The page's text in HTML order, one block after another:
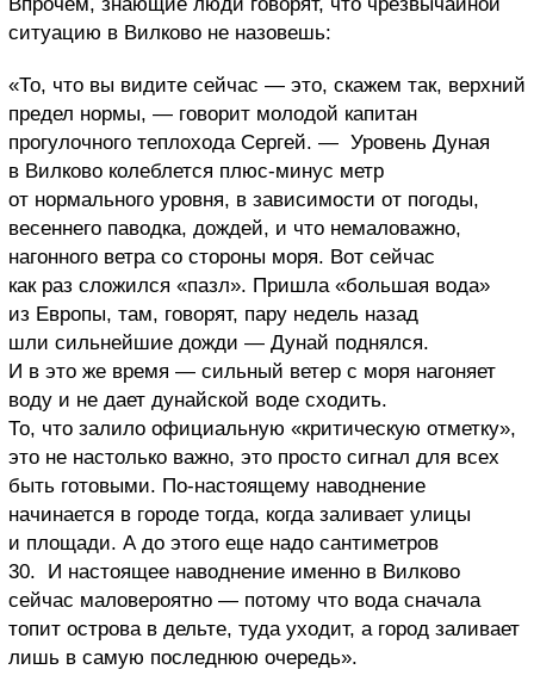
Впрочем, знающие люди говорят, что чрезвычайной
ситуацию в Вилково не назовешь:
«То, что вы видите сейчас — это, скажем так, верхний
предел нормы, — говорит молодой капитан
прогулочного теплохода Сергей. — Уровень Дуная
в Вилково колеблется плюс-минус метр
от нормального уровня, в зависимости от погоды,
весеннего паводка, дождей, и что немаловажно,
нагонного ветра со стороны моря. Вот сейчас
как раз сложился «пазл». Пришла «большая вода»
из Европы, там, говорят, пару недель назад
шли сильнейшие дожди — Дунай поднялся.
И в это же время — сильный ветер с моря нагоняет
воду и не дает дунайской воде сходить.
То, что залило официальную «критическую отметку»,
это не настолько важно, это просто сигнал для всех
быть готовыми. По-настоящему наводнение
начинается в городе тогда, когда заливает улицы
и площади. А до этого еще надо сантиметров
30. И настоящее наводнение именно в Вилково
сейчас маловероятно — потому что вода сначала
топит острова в дельте, туда уходит, а город заливает
лишь в самую последнюю очередь».